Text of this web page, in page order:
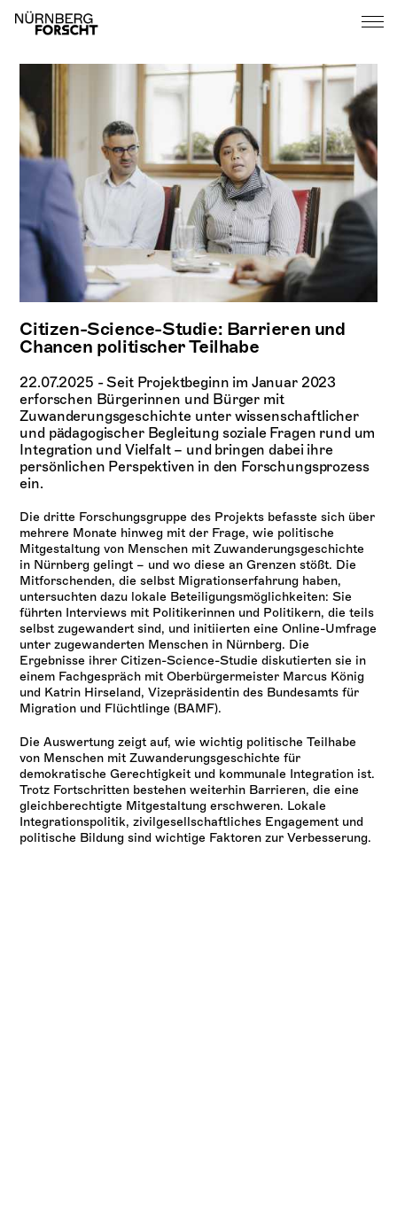
Citizen-Science-Studie: Barrieren und
Chancen politischer Teilhabe
22.07.2025 - Seit Projektbeginn im Januar 2023
erforschen Bürgerinnen und Bürger mit
Zuwanderungsgeschichte unter wissenschaftlicher
und pädagogischer Begleitung soziale Fragen rund um
Integration und Vielfalt – und bringen dabei ihre
persönlichen Perspektiven in den Forschungsprozess
ein.
Die dritte Forschungsgruppe des Projekts befasste sich über
mehrere Monate hinweg mit der Frage, wie politische
Mitgestaltung von Menschen mit Zuwanderungsgeschichte
in Nürnberg gelingt – und wo diese an Grenzen stößt. Die
Mitforschenden, die selbst Migrationserfahrung haben,
untersuchten dazu lokale Beteiligungsmöglichkeiten: Sie
führten Interviews mit Politikerinnen und Politikern, die teils
selbst zugewandert sind, und initiierten eine Online-Umfrage
unter zugewanderten Menschen in Nürnberg. Die
Ergebnisse ihrer Citizen-Science-Studie diskutierten sie in
einem Fachgespräch mit Oberbürgermeister Marcus König
und Katrin Hirseland, Vizepräsidentin des Bundesamts für
Migration und Flüchtlinge (BAMF).
Die Auswertung zeigt auf, wie wichtig politische Teilhabe
von Menschen mit Zuwanderungsgeschichte für
demokratische Gerechtigkeit und kommunale Integration ist.
Trotz Fortschritten bestehen weiterhin Barrieren, die eine
gleichberechtigte Mitgestaltung erschweren. Lokale
Integrationspolitik, zivilgesellschaftliches Engagement und
politische Bildung sind wichtige Faktoren zur Verbesserung.